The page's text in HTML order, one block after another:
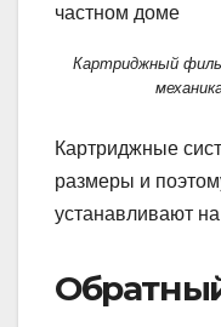
Картриджный
Картриджные
размеры и
устанавливают